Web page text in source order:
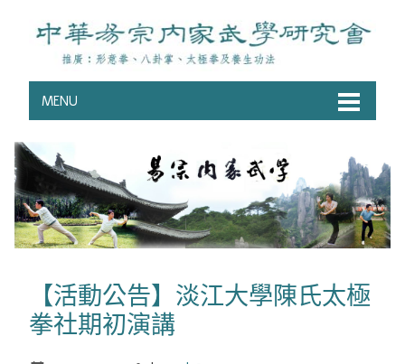
MENU
【活動公告】淡江大學陳氏太極
拳社期初演講